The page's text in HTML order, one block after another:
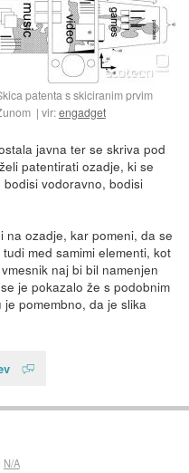
patenta s skiciranim prvim
vir:engadget
javna ter se skriva pod
patentirati ozadje, ki se
vodoravno, bodisi
na ozadje, kar pomeni, da se
med samimi elementi, kot
naj bi bil namenjen
je pokazalo že s podobnim
pomembno, da je slika
N/A